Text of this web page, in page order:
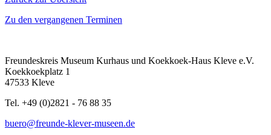
Zu den vergangenen Terminen
Freundeskreis Museum Kurhaus und Koekkoek-Haus Kleve e.V.
Koekkoekplatz 1
47533 Kleve
Tel. +49 (0)2821 - 76 88 35
buero@freunde-klever-museen.de